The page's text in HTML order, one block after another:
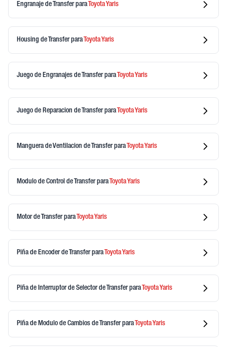
Engranaje de TransferparaToyotaYaris
Housing de TransferparaToyotaYaris
Juego de Engranajes de TransferparaToyotaYaris
Juego de Reparacion de TransferparaToyotaYaris
Manguera de Ventilacion de TransferparaToyotaYaris
Modulo de Control de TransferparaToyotaYaris
Motor de TransferparaToyotaYaris
Piña de Encoder de TransferparaToyotaYaris
Piña de Interruptor de Selector de TransferparaToyotaYaris
Piña de Modulo de Cambios de TransferparaToyotaYaris